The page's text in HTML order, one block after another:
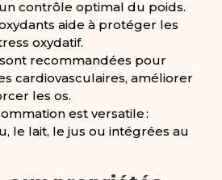
contrôle optimal du poids.
aide à protéger les
oxydatif.
recommandées pour
cardiovasculaires, améliorer
les os.
est versatile :
le lait, le jus ou intégrées au